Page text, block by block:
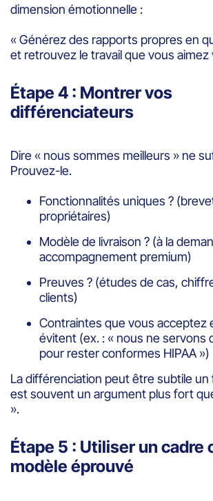
dimension émotionnelle :
« Générez des rapports propres en
et retrouvez le travail que vous aimez
Étape 4 : Montrer vos
différenciateurs
Dire « nous sommes meilleurs » ne
Prouvez-le.
Fonctionnalités uniques ?
propriétaires)
Modèle de livraison ? (à la
accompagnement premium)
Preuves ? (études de cas,
clients)
Contraintes que vous acceptez
évitent (ex. : « nous ne servons
pour rester conformes HIPAA »)
La différenciation peut être subtile
est souvent un argument plus fort
».
Étape 5 : Utiliser un cadre
modèle éprouvé